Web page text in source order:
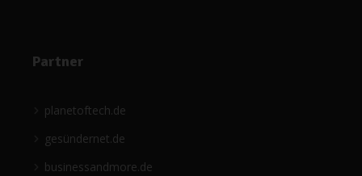
Partner
planetoftech.de
gesündernet.de
businessandmore.de